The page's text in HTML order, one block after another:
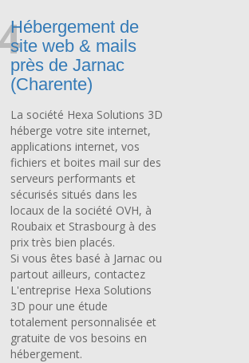
Hébergement de
site web & mails
près de Jarnac
(Charente)
La société Hexa Solutions 3D
héberge votre site internet,
applications internet, vos
fichiers et boites mail sur des
serveurs performants et
sécurisés situés dans les
locaux de la société OVH, à
Roubaix et Strasbourg à des
prix très bien placés.
Si vous êtes basé à Jarnac ou
partout ailleurs, contactez
L'entreprise Hexa Solutions
3D pour une étude
totalement personnalisée et
gratuite de vos besoins en
hébergement.